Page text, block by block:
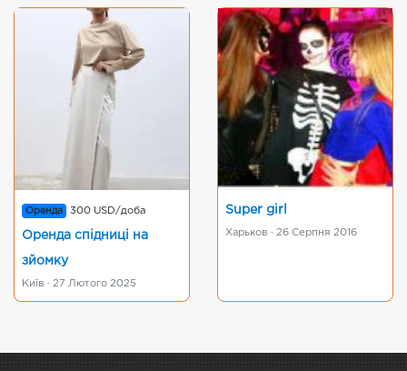
Оренда 300 USD/доба
Оренда спідниці на
зйомку
Київ · 27 Лютого 2025
Super girl
Харьков · 26 Серпня 2016